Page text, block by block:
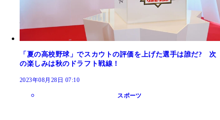
「夏の高校野球」でスカウトの評価を上げた選手は誰だ? 次
の楽しみは秋のドラフト戦線！
2023年08月28日 07:10
スポーツ